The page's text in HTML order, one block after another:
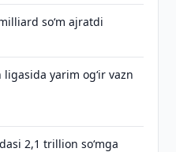
so‘m ajratdi
yarim og‘ir vazn
2,1 trillion so‘mga